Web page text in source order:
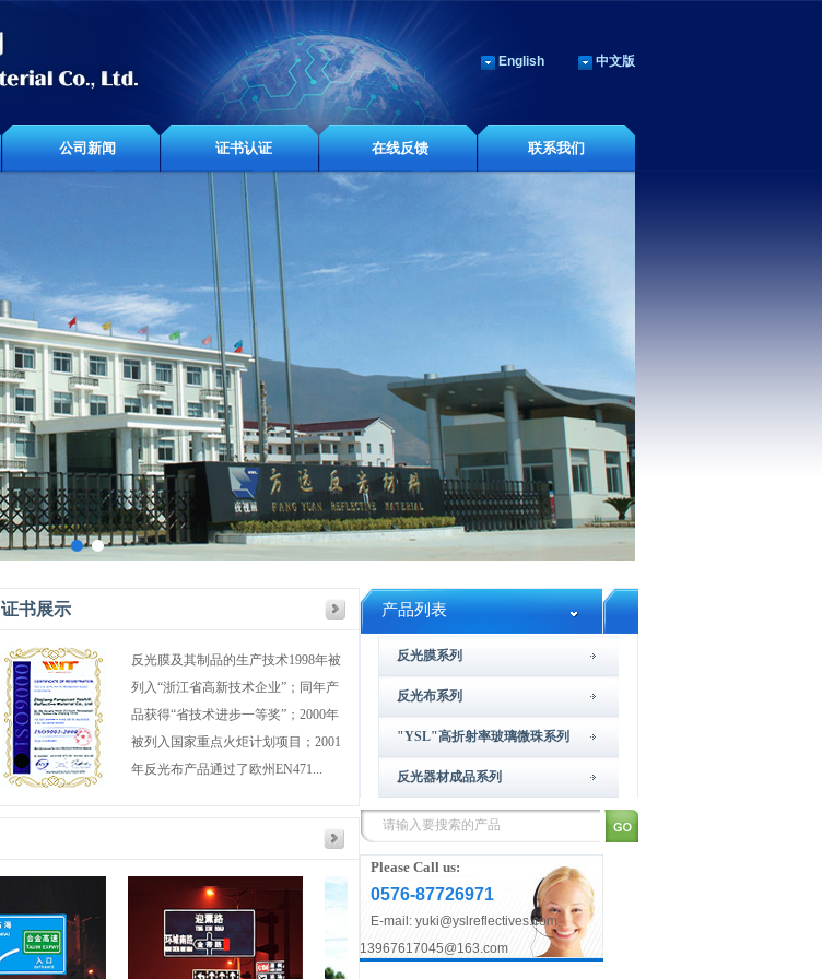
English 中文版
公司新闻 证书认证 在线反馈 联系我们
证书展示
反光膜及其制品的生产技术1998年被
列入“浙江省高新技术企业”；同年产
品获得“省技术进步一等奖”；2000年
被列入国家重点火炬计划项目；2001
年反光布产品通过了欧州EN471...
产品列表
反光膜系列
反光布系列
"YSL"高折射率玻璃微珠系列
反光器材成品系列
Please Call us:
0576-87726971
E-mail: yuki@yslreflectives.com
13967617045@163.com